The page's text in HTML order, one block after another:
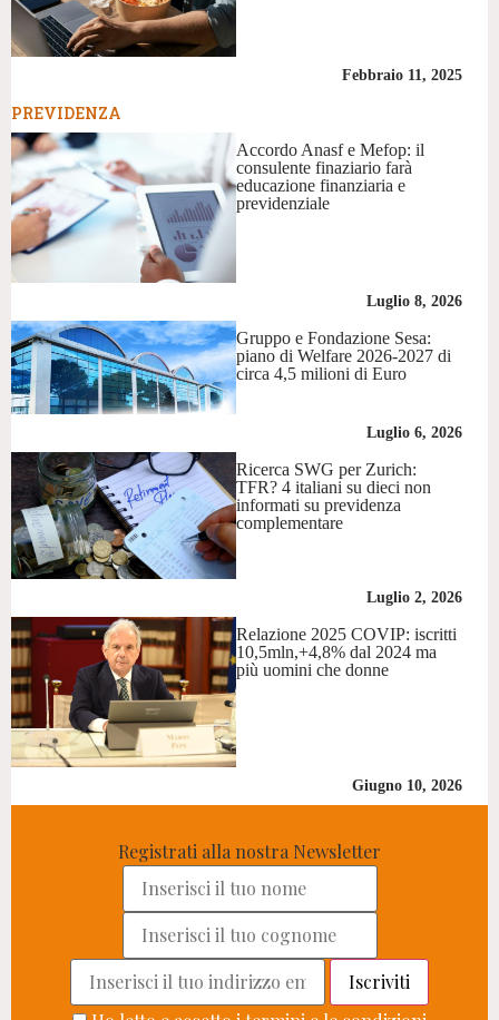
Febbraio 11, 2025
PREVIDENZA
Accordo Anasf e Mefop: il
consulente finaziario farà
educazione finanziaria e
previdenziale
Luglio 8, 2026
Gruppo e Fondazione Sesa:
piano di Welfare 2026-2027 di
circa 4,5 milioni di Euro
Luglio 6, 2026
Ricerca SWG per Zurich:
TFR? 4 italiani su dieci non
informati su previdenza
complementare
Luglio 2, 2026
Relazione 2025 COVIP: iscritti
10,5mln,+4,8% dal 2024 ma
più uomini che donne
Giugno 10, 2026
Registrati alla nostra Newsletter